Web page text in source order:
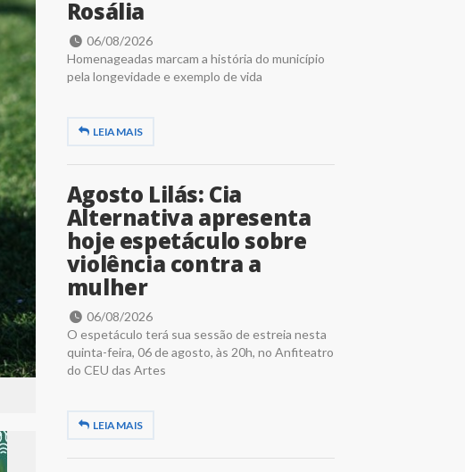
Rosália
06/08/2026
Homenageadas marcam a história do município
pela longevidade e exemplo de vida
LEIA MAIS
Agosto Lilás: Cia
Alternativa apresenta
hoje espetáculo sobre
violência contra a
mulher
06/08/2026
O espetáculo terá sua sessão de estreia nesta
quinta-feira, 06 de agosto, às 20h, no Anfiteatro
do CEU das Artes
LEIA MAIS